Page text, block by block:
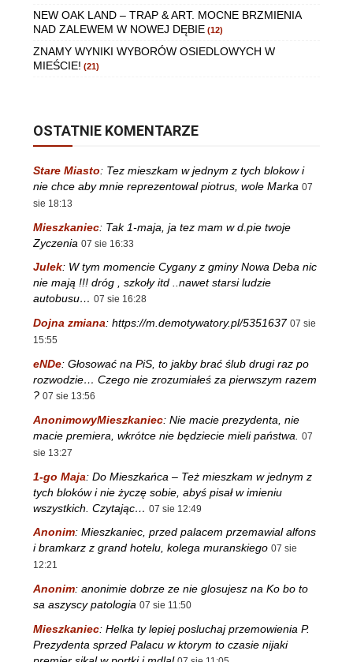
NEW OAK LAND – TRAP & ART. MOCNE BRZMIENIA
NAD ZALEWEM W NOWEJ DĘBIE (12)
ZNAMY WYNIKI WYBORÓW OSIEDLOWYCH W
MIEŚCIE! (21)
OSTATNIE KOMENTARZE
Stare Miasto: Tez mieszkam w jednym z tych blokow i
nie chce aby mnie reprezentowal piotrus, wole Marka 07
sie 18:13
Mieszkaniec: Tak 1-maja, ja tez mam w d.pie twoje
Zyczenia 07 sie 16:33
Julek: W tym momencie Cygany z gminy Nowa Deba nic
nie mają !!! dróg , szkoły itd ..nawet starsi ludzie
autobusu… 07 sie 16:28
Dojna zmiana: https://m.demotywatory.pl/5351637 07 sie
15:55
eNDe: Głosować na PiS, to jakby brać ślub drugi raz po
rozwodzie… Czego nie zrozumiałeś za pierwszym razem
? 07 sie 13:56
AnonimowyMieszkaniec: Nie macie prezydenta, nie
macie premiera, wkrótce nie będziecie mieli państwa.
07
sie 13:27
1-go Maja: Do Mieszkańca – Też mieszkam w jednym z
tych bloków i nie życzę sobie, abyś pisał w imieniu
wszystkich. Czytając… 07 sie 12:49
Anonim: Mieszkaniec, przed palacem przemawial alfons
i bramkarz z grand hotelu, kolega muranskiego 07 sie
12:21
Anonim: anonimie dobrze ze nie glosujesz na Ko bo to
sa aszyscy patologia 07 sie 11:50
Mieszkaniec: Helka ty lepiej posluchaj przemowienia P.
Prezydenta sprzed Palacu w ktorym to czasie nijaki